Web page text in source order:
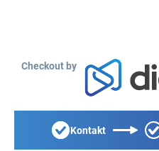
Checkout by
Kontakt